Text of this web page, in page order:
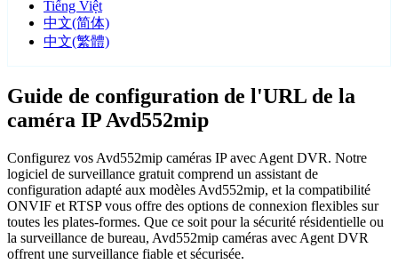
Tiếng Việt
中文(简体)
中文(繁體)
Guide de configuration de l'URL de la
caméra IP Avd552mip
Configurez vos Avd552mip caméras IP avec Agent DVR. Notre
logiciel de surveillance gratuit comprend un assistant de
configuration adapté aux modèles Avd552mip, et la compatibilité
ONVIF et RTSP vous offre des options de connexion flexibles sur
toutes les plates-formes. Que ce soit pour la sécurité résidentielle ou
la surveillance de bureau, Avd552mip caméras avec Agent DVR
offrent une surveillance fiable et sécurisée.